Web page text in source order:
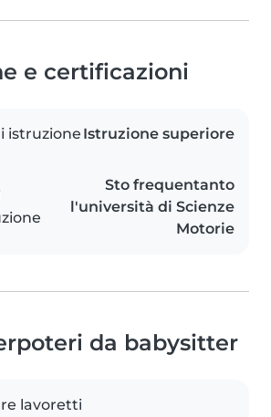
e certificazioni
istruzione Istruzione superiore
Sto frequentanto
l'università di Scienze
Motorie
da babysitter
lavoretti